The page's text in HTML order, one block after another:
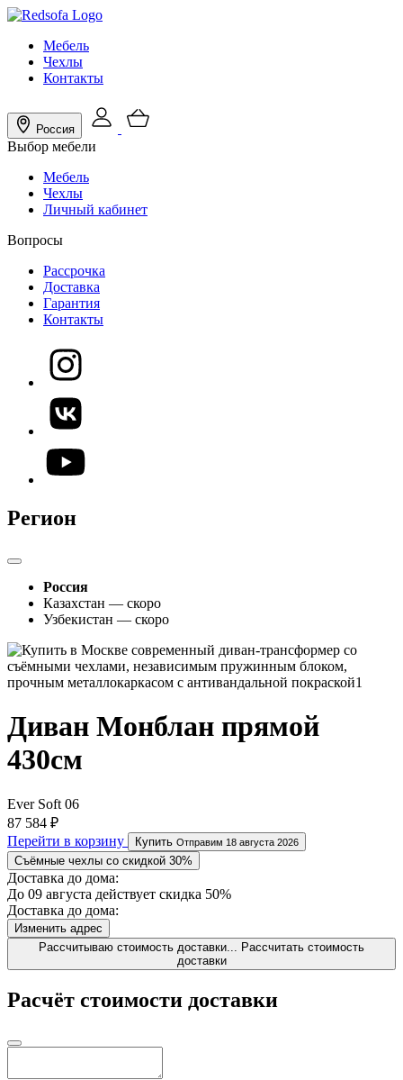
Мебель
Чехлы
Контакты
Россия
Выбор мебели
Мебель
Чехлы
Личный кабинет
Вопросы
Рассрочка
Доставка
Гарантия
Контакты
Регион
Россия
Казахстан — скоро
Узбекистан — скоро
Диван Монблан прямой
430см
Ever Soft 06
87 584 ₽
Перейти в корзину
Купить Отправим 18 августа 2026
Съёмные чехлы со скидкой 30%
Доставка до дома:
До 09 августа действует скидка 50%
Доставка до дома:
Изменить адрес
Рассчитываю стоимость доставки...
Рассчитать стоимость
доставки
Расчёт стоимости доставки